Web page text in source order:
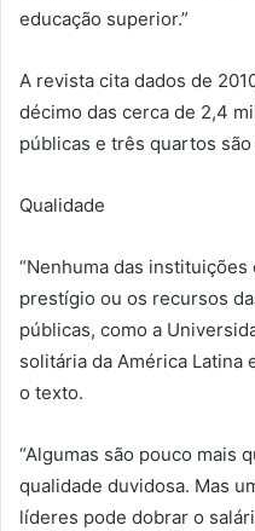
educação superior.”
A revista cita dados de
décimo das cerca de 2,4
públicas e três quartos
Qualidade
“Nenhuma das
prestígio ou os recursos
públicas, como a
solitária da América Latina
o texto.
“Algumas são pouco mais
qualidade duvidosa. Mas
líderes pode dobrar o